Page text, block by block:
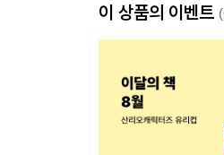
이 상품의 이벤트